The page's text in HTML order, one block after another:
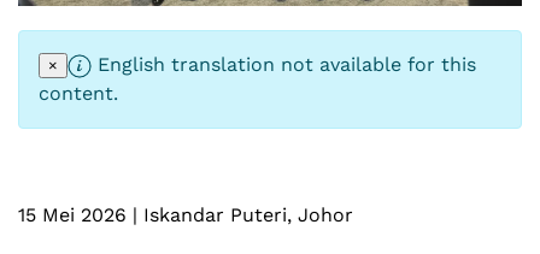
×
English translation not available for this
content.
15 Mei 2026 | Iskandar Puteri, Johor